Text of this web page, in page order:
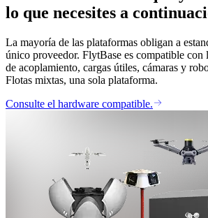
lo que necesites a
La mayoría de las plataformas obligan a
único proveedor. FlytBase es compatible con
de acoplamiento, cargas útiles, cámaras y
Flotas mixtas, una sola plataforma.
Consulte el hardware compatible.